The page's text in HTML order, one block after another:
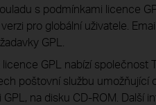
s podmínkami licence
pro globální uživatele.
GPL.
GPL nabízí společnost
poštovní službu umožňující
na disku CD-ROM. Další